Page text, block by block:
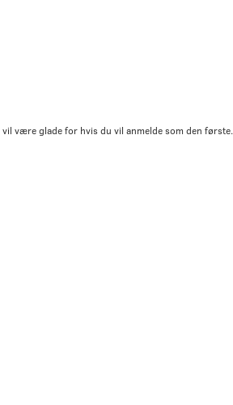
være glade for hvis du vil anmelde som den første.